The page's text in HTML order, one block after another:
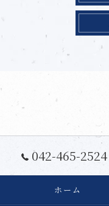
042-465-2524
ホーム